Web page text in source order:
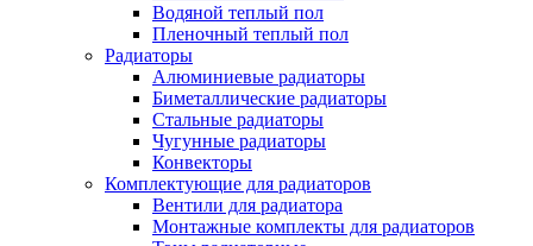
Водяной теплый пол
Пленочный теплый пол
Радиаторы
Алюминиевые радиаторы
Биметаллические радиаторы
Стальные радиаторы
Чугунные радиаторы
Конвекторы
Комплектующие для радиаторов
Вентили для радиатора
Монтажные комплекты для радиаторов